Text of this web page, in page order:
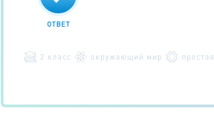
ОТВЕТ
2 класс окружающий мир простая